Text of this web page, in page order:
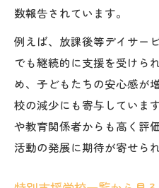
数報告されています。
例えば、放課後等デイサー
でも継続的に支援を受けら
め、子どもたちの安心感が
校の減少にも寄与していま
や教育関係者からも高く評
活動の発展に期待が寄せら